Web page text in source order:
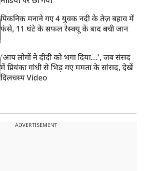
पिकनिक मनाने गए 4 युवक नदी के तेज़ बहाव में
फंसे, 11 घंटे के सफल रेस्क्यू के बाद बची जान
‘आप लोगों ने दीदी को भगा दिया…’, जब संसद
में प्रियंका गांधी से भिड़ गए ममता के सांसद, देखें
दिलचस्प Video
ADVERTISEMENT